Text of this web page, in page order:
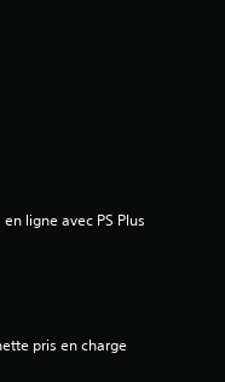
ligne avec PS Plus
pris en charge